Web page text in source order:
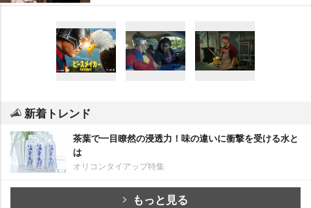
新着トレンド
茶葉で一目瞭然の浸透力！味の違いに衝撃を受ける水と
は
オリコンタイアップ特集
もっと見る